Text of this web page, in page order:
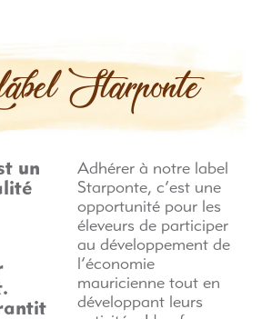
Starponte
un
Adhérer à notre label
Starponte, c’est une
opportunité pour les
éleveurs de participer
au développement de
l’économie
mauricienne tout en
développant leurs